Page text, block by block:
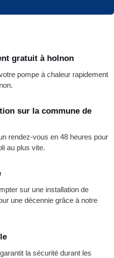
gratuit à holnon
pompe à chaleur rapidement
sur la commune de
rendez-vous en 48 heures pour
au plus vite.
sur une installation de
une décennie grâce à notre
la sécurité durant les